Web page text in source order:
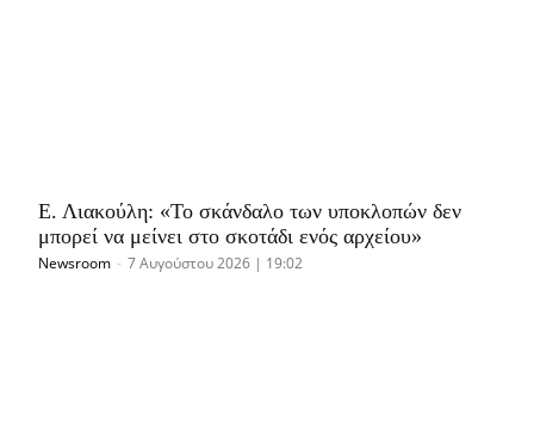
Ε. Λιακούλη: «Το σκάνδαλο των υποκλοπών δεν
μπορεί να μείνει στο σκοτάδι ενός αρχείου»
Newsroom - 7 Αυγούστου 2026 | 19:02